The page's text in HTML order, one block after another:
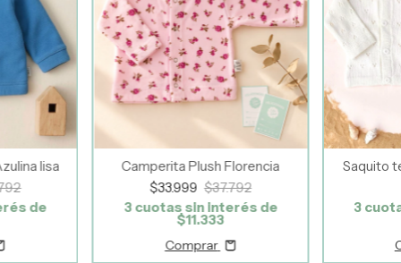
lisa
de
Camperita Plush Florencia
$33.999 $37.792
3 cuotas sin interés de
$11.333
Comprar
Saquito
3